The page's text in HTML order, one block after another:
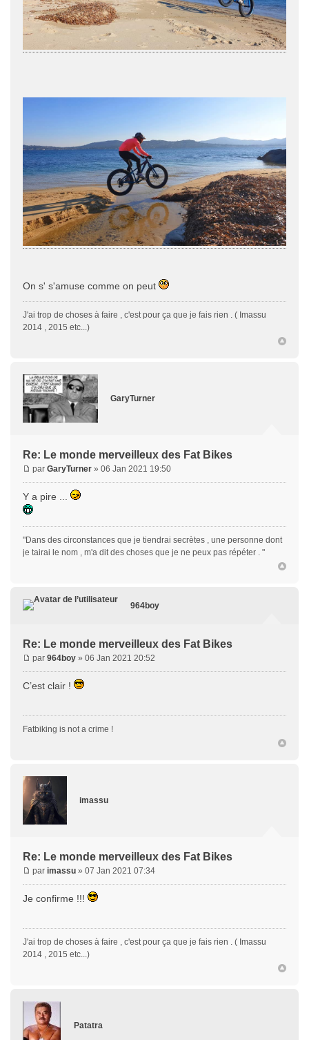
On s' s'amuse comme on peut
J'ai trop de choses à faire , c'est pour ça que je fais rien . ( Imassu
2014 , 2015 etc...)
GaryTurner
Re: Le monde merveilleux des Fat Bikes
par GaryTurner » 06 Jan 2021 19:50
Y a pire ...
"Dans des circonstances que je tiendrai secrètes , une personne dont
je tairai le nom , m'a dit des choses que je ne peux pas répéter . "
964boy
Re: Le monde merveilleux des Fat Bikes
par 964boy » 06 Jan 2021 20:52
C’est clair !
Fatbiking is not a crime !
imassu
Re: Le monde merveilleux des Fat Bikes
par imassu » 07 Jan 2021 07:34
Je confirme !!!
J'ai trop de choses à faire , c'est pour ça que je fais rien . ( Imassu
2014 , 2015 etc...)
Patatra